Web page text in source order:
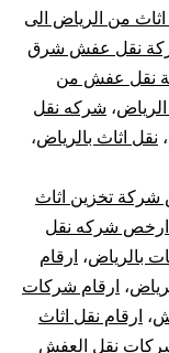
من الرياض الى
نقل عفش شرق
نقل عفش من
، شركه نقل
، نقل اثاث بالرياض،
شركة تخزين اثاث
ارخص شركه نقل
بالرياض، ارقام
، ارقام شركات
، ارقام نقل اثاث
نقل العفش